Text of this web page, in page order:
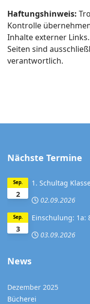
Haftungshinweis:
Kontrolle
Inhalte externer
Seiten sind
verantwortlich.
Nächste Termine
2
Sep.
1. Schultag
02.09.2026
3
Sep.
Einschulung: 1a:
03.09.2026
News
Dezember 2025
Bücherei